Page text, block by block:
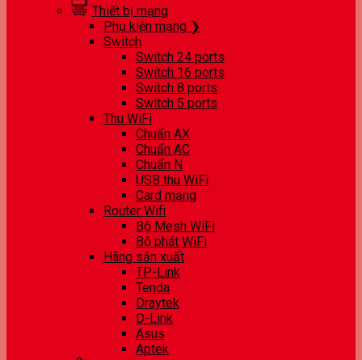
Thiết bị mạng
Phụ kiện mạng ❯
Switch
Switch 24 ports
Switch 16 ports
Switch 8 ports
Switch 5 ports
Thu WiFi
Chuẩn AX
Chuẩn AC
Chuẩn N
USB thu WiFi
Card mạng
Router Wifi
Bộ Mesh WiFi
Bộ phát WiFi
Hãng sản xuất
TP-Link
Tenda
Draytek
D-Link
Asus
Aptek